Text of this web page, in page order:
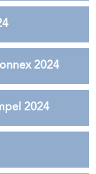
2024
2024